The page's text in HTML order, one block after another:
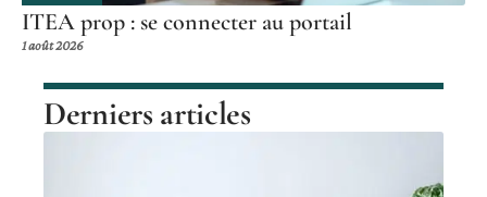
ITEA prop : se connecter au portail
1 août 2026
Derniers articles